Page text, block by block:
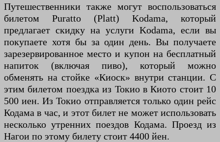
Путешественники также могут воспользоваться
билетом Puratto (Platt) Kodama, который
предлагает скидку на услуги Kodama, если вы
покупаете хотя бы за один день. Вы получаете
зарезервированное место и купон на бесплатный
напиток (включая пиво), который можно
обменять на стойке «Киоск» внутри станции. С
этим билетом поездка из Токио в Киото стоит 10
500 иен. Из Токио отправляется только один рейс
Кодама в час, и этот билет не может использовать
несколько утренних поездов Кодама. Проезд из
Нагои по этому билету стоит 4400 йен.